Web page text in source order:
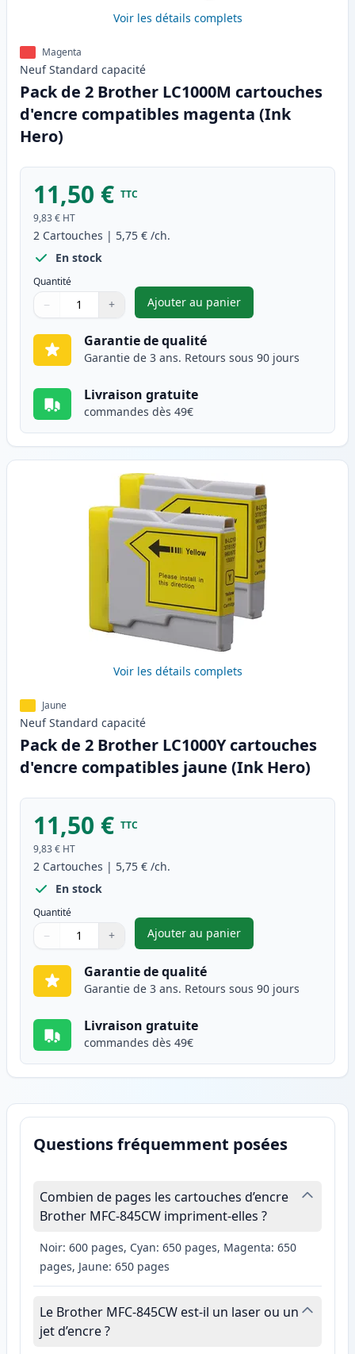
Voir les détails complets
Magenta
Neuf Standard capacité
Pack de 2 Brother LC1000M cartouches
d'encre compatibles magenta (Ink
Hero)
11,50 € TTC
9,83 € HT
2 Cartouches | 5,75 € /ch.
En stock
Quantité
Quantité
Utilisez les boutons pour ajuster
− +
Quantité
Ajouter au panier
,Pack de 2 Brother LC1000M
Garantie de qualité
Garantie de 3 ans. Retours sous 90 jours
Livraison gratuite
commandes dès 49€
Voir les détails complets
Jaune
Neuf Standard capacité
Pack de 2 Brother LC1000Y cartouches
d'encre compatibles jaune (Ink Hero)
11,50 € TTC
9,83 € HT
2 Cartouches | 5,75 € /ch.
En stock
Quantité
Quantité
Utilisez les boutons pour ajuster
− +
Quantité
Ajouter au panier
,Pack de 2 Brother LC1000Y
Garantie de qualité
Garantie de 3 ans. Retours sous 90 jours
Livraison gratuite
commandes dès 49€
Questions fréquemment posées
Combien de pages les cartouches d’encre
Brother MFC-845CW impriment-elles ?
Noir: 600 pages, Cyan: 650 pages, Magenta: 650
pages, Jaune: 650 pages
Le Brother MFC-845CW est-il un laser ou un
jet d’encre ?